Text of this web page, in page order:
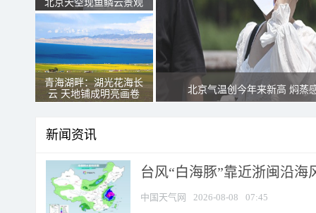
北京天空现鱼鳞云景观
青海湖畔：湖光花海长
云 天地铺成明亮画卷
北京气温创今年来新高 焖蒸
新闻资讯
台风“白海豚”靠近浙闽沿
中国天气网 2026-08-08 07:45